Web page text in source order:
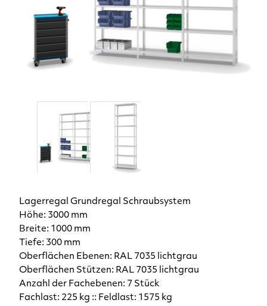
Lagerregal Grundregal Schraubsystem
Höhe: 3000 mm
Breite: 1000 mm
Tiefe: 300 mm
Oberflächen Ebenen: RAL 7035 lichtgrau
Oberflächen Stützen: RAL 7035 lichtgrau
Anzahl der Fachebenen: 7 Stück
Fachlast: 225 kg :: Feldlast: 1575 kg